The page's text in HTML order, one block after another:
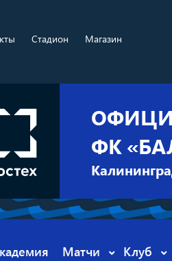
Стадион Магазин
ФК
Матчи Клуб